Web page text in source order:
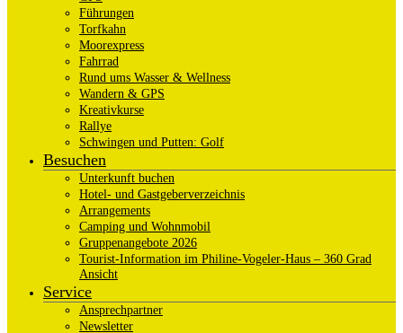
Führungen
Torfkahn
Moorexpress
Fahrrad
Rund ums Wasser & Wellness
Wandern & GPS
Kreativkurse
Rallye
Schwingen und Putten: Golf
Besuchen
Unterkunft buchen
Hotel- und Gastgeberverzeichnis
Arrangements
Camping und Wohnmobil
Gruppenangebote 2026
Tourist-Information im Philine-Vogeler-Haus – 360 Grad
Ansicht
Service
Ansprechpartner
Newsletter